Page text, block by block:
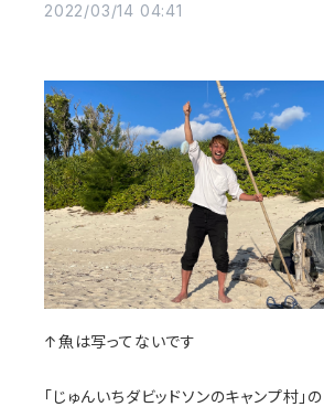
2022/03/14 04:41
↑魚は写ってないです
「じゅんいちダビッドソンのキャンプ村